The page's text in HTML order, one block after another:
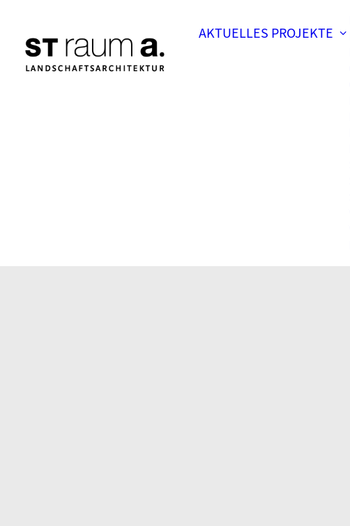
AKTUELLES PROJEKTE